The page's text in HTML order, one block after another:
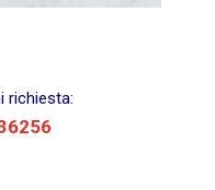
richiesta: